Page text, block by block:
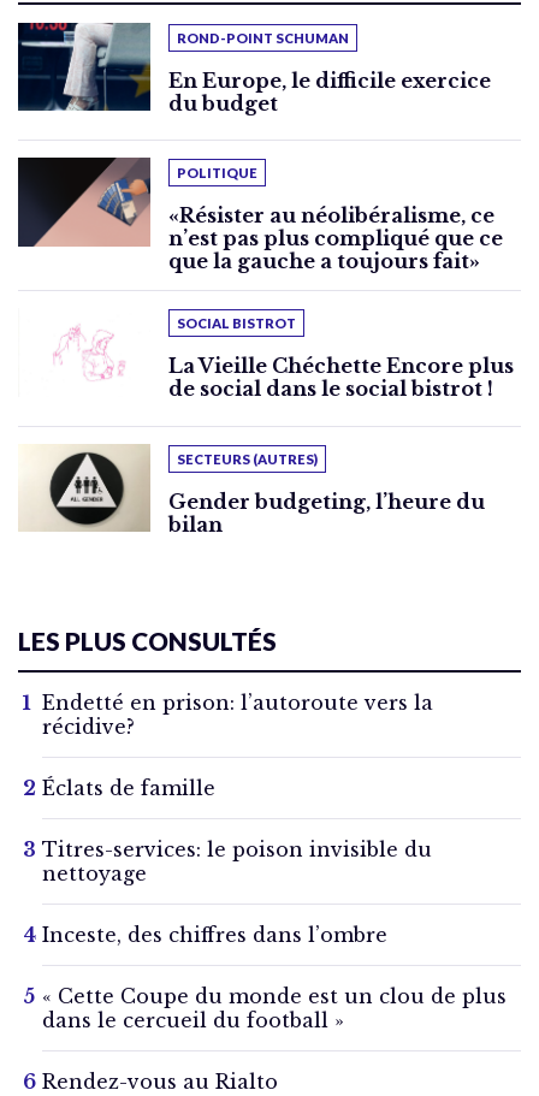
ROND-POINT SCHUMAN
En Europe, le difficile exercice
du budget
POLITIQUE
«Résister au néolibéralisme, ce
n’est pas plus compliqué que ce
que la gauche a toujours fait»
SOCIAL BISTROT
La Vieille Chéchette Encore plus
de social dans le social bistrot !
SECTEURS (AUTRES)
Gender budgeting, l’heure du
bilan
LES PLUS CONSULTÉS
Endetté en prison: l’autoroute vers la
récidive?
Éclats de famille
Titres-services: le poison invisible du
nettoyage
Inceste, des chiffres dans l’ombre
« Cette Coupe du monde est un clou de plus
dans le cercueil du football »
Rendez-vous au Rialto